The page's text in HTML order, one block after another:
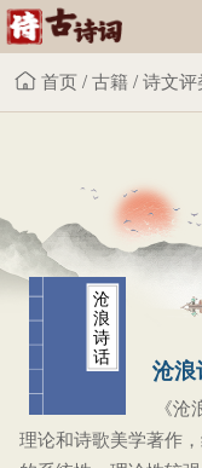
首页/古籍 /诗文评
沧
浪
诗
话
沧
《
理论和诗歌美学著作